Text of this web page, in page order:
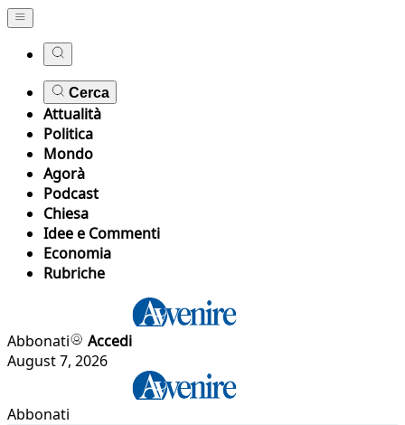
Cerca
Attualità
Politica
Mondo
Agorà
Podcast
Chiesa
Idee e Commenti
Economia
Rubriche
Abbonati
Accedi
August 7, 2026
Abbonati